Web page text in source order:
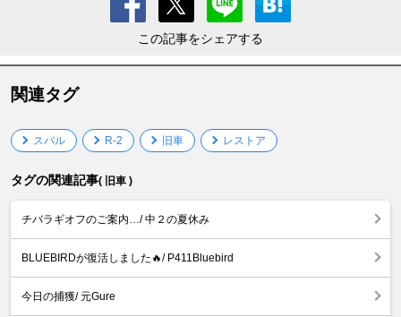
この記事をシェアする
関連タグ
スバル R-2 旧車 レストア
タグの関連記事( 旧車 )
チバラギオフのご案内…/ 中２の夏休み
BLUEBIRDが復活しました🔥/ P411Bluebird
今日の捕獲/ 元Gure